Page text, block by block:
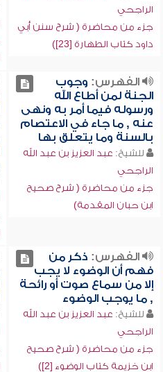
الراجحي
جزء من محاضرة ( شرح سنن أبي
داود كتاب الطهارة [23])
الفهرس: وجوب
الجنة لمن أطاع الله
ورسوله فيما أمر به ونهى
عنه , ما جاء في الاعتصام
بالسنة وما يتعلق بها
للشيخ: عبد العزيز بن عبد الله
الراجحي
جزء من محاضرة ( شرح صحيح
ابن حبان المقدمة)
الفهرس: ذكر من
فهم أن الوضوء لا يجب
إلا من سماع صوت أو رائحة
, ما يوجب الوضوء
للشيخ: عبد العزيز بن عبد الله
الراجحي
جزء من محاضرة ( شرح صحيح
ابن خزيمة كتاب الوضوء [2])